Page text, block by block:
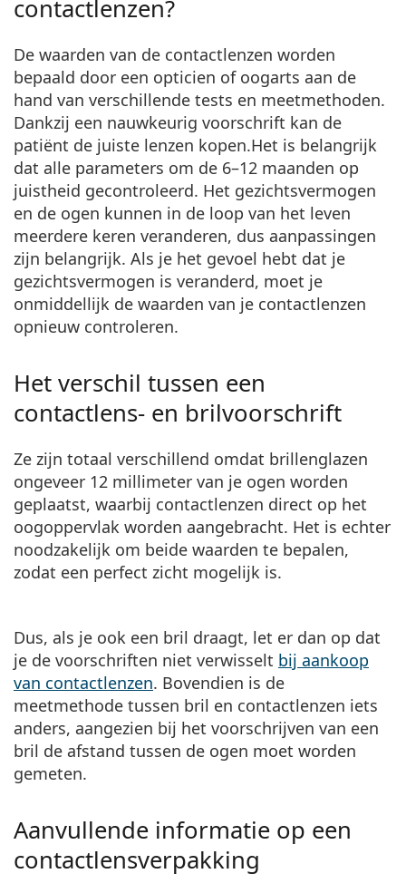
contactlenzen?
De waarden van de contactlenzen worden
bepaald door een opticien of oogarts aan de
hand van verschillende tests en meetmethoden.
Dankzij een nauwkeurig voorschrift kan de
patiënt de juiste lenzen kopen.Het is belangrijk
dat alle parameters om de 6–12 maanden op
juistheid gecontroleerd. Het gezichtsvermogen
en de ogen kunnen in de loop van het leven
meerdere keren veranderen, dus aanpassingen
zijn belangrijk. Als je het gevoel hebt dat je
gezichtsvermogen is veranderd, moet je
onmiddellijk de waarden van je contactlenzen
opnieuw controleren.
Het verschil tussen een
contactlens- en brilvoorschrift
Ze zijn totaal verschillend omdat brillenglazen
ongeveer 12 millimeter van je ogen worden
geplaatst, waarbij contactlenzen direct op het
oogoppervlak worden aangebracht. Het is echter
noodzakelijk om beide waarden te bepalen,
zodat een perfect zicht mogelijk is.
Dus, als je ook een bril draagt, let er dan op dat
je de voorschriften niet verwisselt bij aankoop
van contactlenzen. Bovendien is de
meetmethode tussen bril en contactlenzen iets
anders, aangezien bij het voorschrijven van een
bril de afstand tussen de ogen moet worden
gemeten.
Aanvullende informatie op een
contactlensverpakking